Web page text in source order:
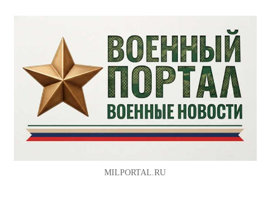
MILPORTAL.RU